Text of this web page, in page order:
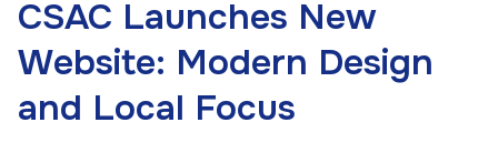
CSAC Launches New
Website: Modern Design
and Local Focus